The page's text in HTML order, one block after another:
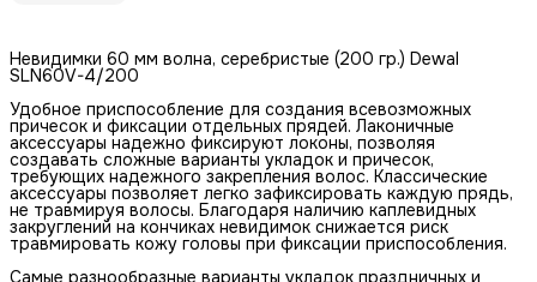
Невидимки 60 мм волна, серебристые (200 гр.) Dewal
SLN60V-4/200
Удобное приспособление для создания всевозможных
причесок и фиксации отдельных прядей. Лаконичные
аксессуары надежно фиксируют локоны, позволяя
создавать сложные варианты укладок и причесок,
требующих надежного закрепления волос. Классические
аксессуары позволяет легко зафиксировать каждую прядь,
не травмируя волосы. Благодаря наличию каплевидных
закруглений на кончиках невидимок снижается риск
травмировать кожу головы при фиксации приспособления.
Самые разнообразные варианты укладок праздничных и